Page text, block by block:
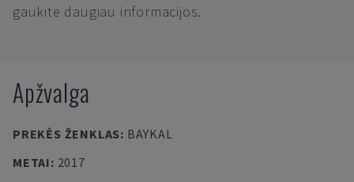
gaukite daugiau informacijos.
Apžvalga
PREKĖS ŽENKLAS: BAYKAL
METAI: 2017